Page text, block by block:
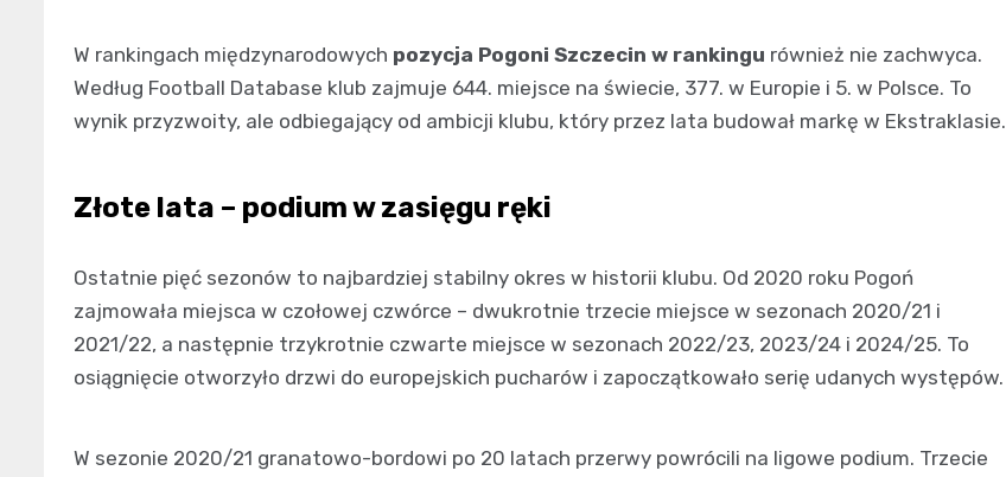
W rankingach międzynarodowych pozycja Pogoni Szczecin w rankingu również nie zachwyca.
Według Football Database klub zajmuje 644. miejsce na świecie, 377. w Europie i 5. w Polsce. To
wynik przyzwoity, ale odbiegający od ambicji klubu, który przez lata budował markę w Ekstraklasie.
Złote lata – podium w zasięgu ręki
Ostatnie pięć sezonów to najbardziej stabilny okres w historii klubu. Od 2020 roku Pogoń
zajmowała miejsca w czołowej czwórce – dwukrotnie trzecie miejsce w sezonach 2020/21 i
2021/22, a następnie trzykrotnie czwarte miejsce w sezonach 2022/23, 2023/24 i 2024/25. To
osiągnięcie otworzyło drzwi do europejskich pucharów i zapoczątkowało serię udanych występów.
W sezonie 2020/21 granatowo-bordowi po 20 latach przerwy powrócili na ligowe podium. Trzecie